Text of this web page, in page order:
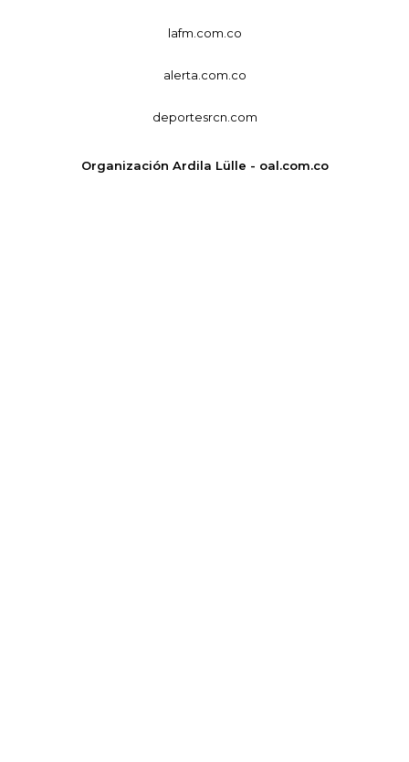
lafm.com.co
alerta.com.co
deportesrcn.com
Organización Ardila Lülle - oal.com.co